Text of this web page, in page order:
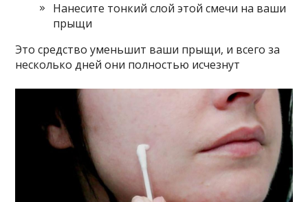
Нанесите тонкий слой этой смечи на ваши
прыщи
Это средство уменьшит ваши прыщи, и всего за
несколько дней они полностью исчезнут